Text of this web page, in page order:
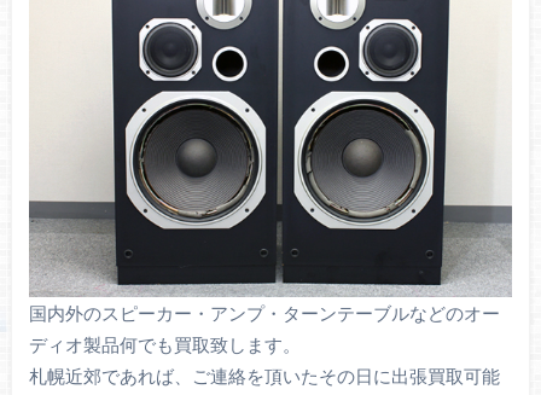
国内外のスピーカー・アンプ・ターンテーブルなどのオー
ディオ製品何でも買取致します。
札幌近郊であれば、ご連絡を頂いたその日に出張買取可能